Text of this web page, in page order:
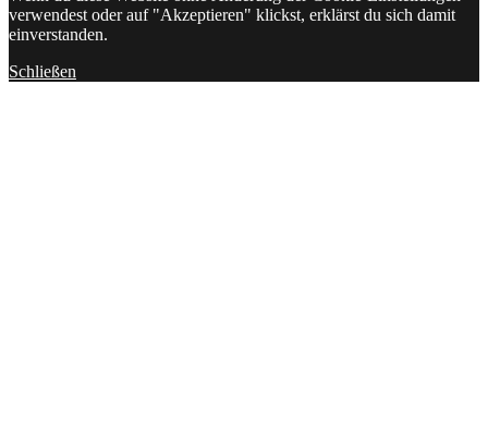
verwendest oder auf "Akzeptieren" klickst, erklärst du sich damit
einverstanden.
Schließen